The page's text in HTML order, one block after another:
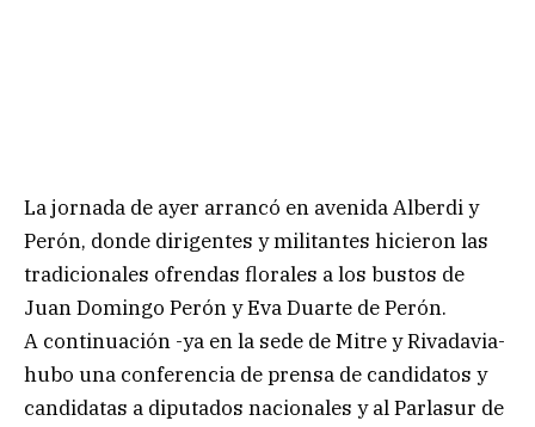
La jornada de ayer arrancó en avenida Alberdi y
Perón, donde dirigentes y militantes hicieron las
tradicionales ofrendas florales a los bustos de
Juan Domingo Perón y Eva Duarte de Perón.
A continuación -ya en la sede de Mitre y Rivadavia-
hubo una conferencia de prensa de candidatos y
candidatas a diputados nacionales y al Parlasur de